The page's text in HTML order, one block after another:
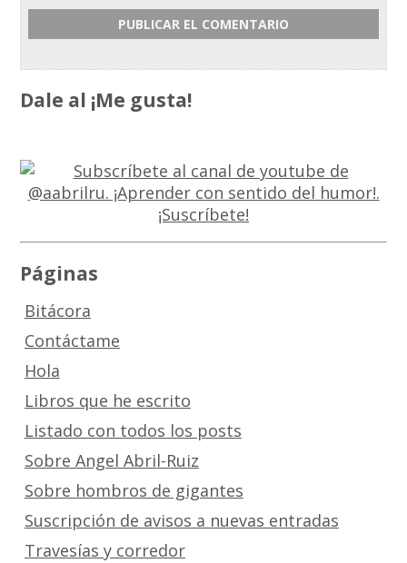
Dale al ¡Me gusta!
Páginas
Bitácora
Contáctame
Hola
Libros que he escrito
Listado con todos los posts
Sobre Angel Abril-Ruiz
Sobre hombros de gigantes
Suscripción de avisos a nuevas entradas
Travesías y corredor